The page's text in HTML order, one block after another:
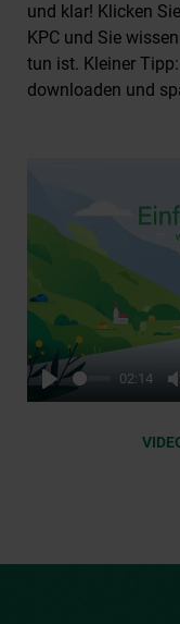
und klar! Klicken
KPC und Sie
tun ist. Kleiner
downloaden und
Play
02:14